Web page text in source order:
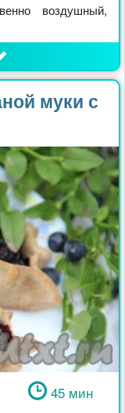
воздушный,
муки с
45 мин